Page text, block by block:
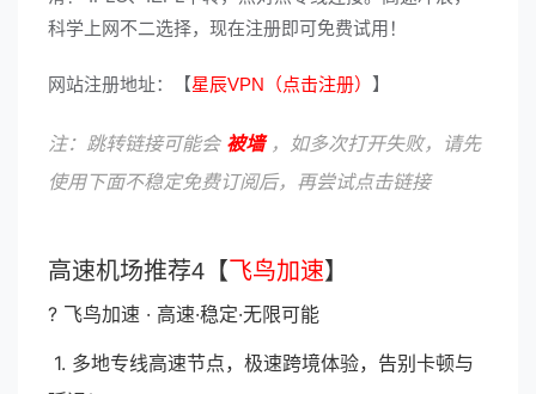
科学上网不二选择，现在注册即可免费试用！
网站注册地址：【星辰VPN（点击注册） 】
注：跳转链接可能会 被墙，如多次打开失败，请先
使用下面不稳定免费订阅后，再尝试点击链接
高速机场推荐4【 飞鸟加速】
? 飞鸟加速 · 高速·稳定·无限可能
1. 多地专线高速节点，极速跨境体验，告别卡顿与